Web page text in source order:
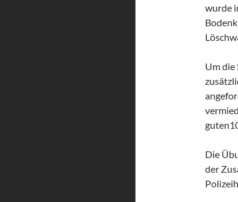
wurde
Um die
Die
der